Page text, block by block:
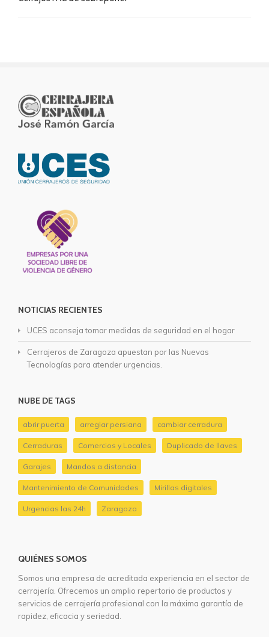
NOTICIAS RECIENTES
UCES aconseja tomar medidas de seguridad en el hogar
Cerrajeros de Zaragoza apuestan por las Nuevas
Tecnologías para atender urgencias.
NUBE DE TAGS
abrir puerta arreglar persiana cambiar cerradura
Cerraduras Comercios y Locales Duplicado de llaves
Garajes Mandos a distancia
Mantenimiento de Comunidades Mirillas digitales
Urgencias las 24h Zaragoza
QUIÉNES SOMOS
Somos una empresa de acreditada experiencia en el sector de
cerrajería. Ofrecemos un amplio repertorio de productos y
servicios de cerrajería profesional con la máxima garantía de
rapidez, eficacia y seriedad.